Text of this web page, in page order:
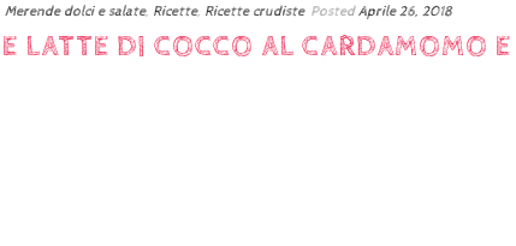
Merende dolci e salate, Ricette, Ricette crudiste Posted Aprile 26, 2018
LATTE DI COCCO AL CARDAMOMO E